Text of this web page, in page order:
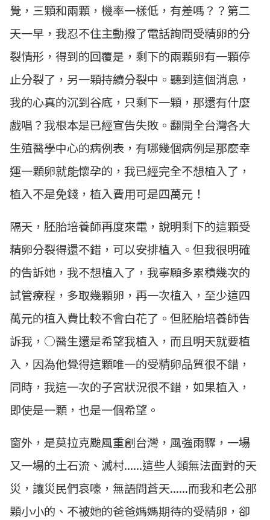
覺，三顆和兩顆，機率一樣低，有差嗎？？第二
天一早，我忍不住主動撥了電話詢問受精卵的分
裂情形，得到的回覆是，剩下的兩顆卵有一顆停
止分裂了，另一顆持續分裂中。聽到這個消息，
我的心真的沉到谷底，只剩下一顆，那還有什麼
戲唱？我根本是已經宣告失敗。翻開全台灣各大
生殖醫學中心的病例表，有哪幾個病例是那麼幸
運一顆卵就能懷孕的，我已經完全不想植入了，
植入不是免錢，植入費用可是四萬元！
隔天，胚胎培養師再度來電，說明剩下的這顆受
精卵分裂得還不錯，可以安排植入。但我很明確
的告訴她，我不想植入了，我寧願多累積幾次的
試管療程，多取幾顆卵，再一次植入，至少這四
萬元的植入費比較不會白花了。但胚胎培養師告
訴我，○醫生還是希望我植入，而且明天就要植
入，因為他覺得這顆唯一的受精卵品質很不錯，
同時，我這一次的子宮狀況很不錯，如果植入，
即使是一顆，也是一個希望。
窗外，是莫拉克颱風重創台灣，風強雨驟，一場
又一場的土石流、滅村......這些人類無法面對的天
災，讓災民們哀嚎，無語問蒼天......而我和老公那
顆小小的、不被她的爸爸媽媽期待的受精卵，卻